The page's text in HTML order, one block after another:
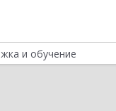
и обучение